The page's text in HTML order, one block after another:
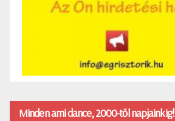
Minden ami dance, 2000-től napjainkig!